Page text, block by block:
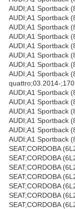
AUDI;A1 Sportback
AUDI;A1 Sportback
AUDI;A1 Sportback
AUDI;A1 Sportback
AUDI;A1 Sportback
AUDI;A1 Sportback
AUDI;A1 Sportback
AUDI;A1 Sportback
quattro;03.2014-
AUDI;A1 Sportback
AUDI;A1 Sportback
AUDI;A1 Sportback
AUDI;A1 Sportback
AUDI;A1 Sportback
AUDI;A1 Sportback
SEAT;CORDOBA
SEAT;CORDOBA
SEAT;CORDOBA
SEAT;CORDOBA
SEAT;CORDOBA
SEAT;CORDOBA
SEAT;CORDOBA